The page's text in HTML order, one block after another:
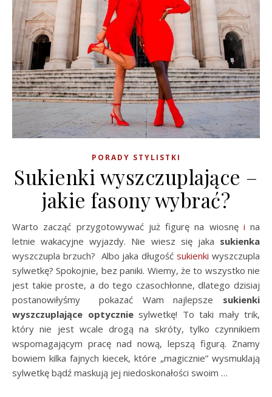
PORADY STYLISTKI
Sukienki wyszczuplające –
jakie fasony wybrać?
Warto zacząć przygotowywać już figurę na wiosnę i na
letnie wakacyjne wyjazdy. Nie wiesz się jaka sukienka
wyszczupla brzuch? Albo jaka długośćsukienki wyszczupla
sylwetkę? Spokojnie, bez paniki. Wiemy, że to wszystko nie
jest takie proste, a do tego czasochłonne, dlatego dzisiaj
postanowiłyśmy pokazać Wam najlepsze sukienki
wyszczuplające optyczniesylwetkę! To taki mały trik,
który nie jest wcale drogą na skróty, tylko czynnikiem
wspomagającym pracę nad nową, lepszą figurą. Znamy
bowiem kilka fajnych kiecek, które „magicznie” wysmuklają
sylwetkę bądź maskują jej niedoskonałości swoim …